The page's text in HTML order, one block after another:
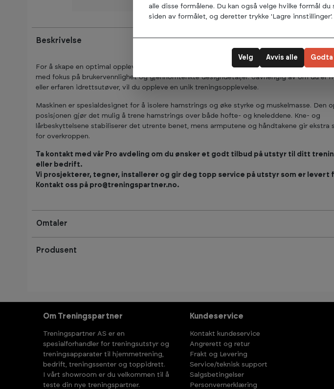
Beskrivelse
For å skape en optimal opplevelse for idrettsutøvere, er Spirit SP-4512 Standing Leg Curl
med fokus på brukervennlighet og gjennomtenkte designdetaljer. Uavhengig av om du er
eller erfaren idrettsutøver, vil du oppleve en unik treningsopplevelse.
Maskinen er spesialdesignet for å isolere hamstrings og øke styrke og muskelmasse. Den
posisjonen gjør det mulig å trene hamstrings over både hofte- og kneleddene. Kne- og
lårbeskyttelsene stabiliserer det utrente benet, mens armputene og håndtakene gir ekstra
for overkroppen.
Ta kontakt med vår Pro avdeling om du ønsker et godt tilbud på utstyr til ditt
eller bedrift.
Vi prosjekterer, tegner, installerer og gir deg topp service på utstyr som er levert
Kontakt oss på pro@treningspartner.no.
Omtaler
Produsent
Om Treningspartner
Treningspartner AS er en
spesialforhandler for treningsutstyr og
treningsapparater til hjemmetrening,
bedrift, treningssenter og toppidrett.
I vårt showroom er du velkommen til å
teste din nye treningspartner.
Kundeservice
Kontakt kundeservice
Angrerett og retur
Frakt og Levering
Service/teknisk support
Salgsbetingelser
Personvernerklæring
alle disse formålene. Du kan også velge hvilke formål
siden av formålet, og deretter trykke 'Lagre innstillinger'.
Avvis alle
Velg Godta